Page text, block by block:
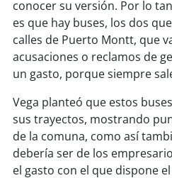
conocer su versión. Por lo
es que hay buses, los dos
calles de Puerto Montt, que
acusaciones o reclamos de
un gasto, porque siempre
Vega planteó que estos
sus trayectos, mostrando
de la comuna, como así
debería ser de los
el gasto con el que dispone